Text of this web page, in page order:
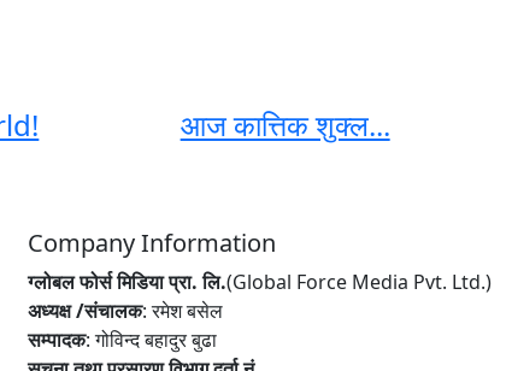
आज कात्तिक शुक्ल...
Company Information
ग्लोबल फोर्स मिडिया प्रा. लि.(Global Force Media Pvt. Ltd.)
अध्यक्ष /संचालक: रमेश बसेल
सम्पादक: गोविन्द बहादुर बुढा